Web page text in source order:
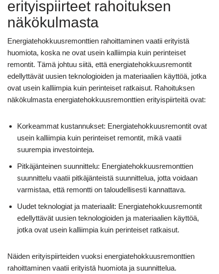
erityispiirteet rahoituksen
näkökulmasta
Energiatehokkuusremonttien rahoittaminen vaatii erityistä
huomiota, koska ne ovat usein kalliimpia kuin perinteiset
remontit. Tämä johtuu siitä, että energiatehokkuusremontit
edellyttävät uusien teknologioiden ja materiaalien käyttöä, jotka
ovat usein kalliimpia kuin perinteiset ratkaisut. Rahoituksen
näkökulmasta energiatehokkuusremonttien erityispiirteitä ovat:
Korkeammat kustannukset: Energiatehokkuusremontit ovat
usein kalliimpia kuin perinteiset remontit, mikä vaatii
suurempia investointeja.
Pitkäjänteinen suunnittelu: Energiatehokkuusremonttien
suunnittelu vaatii pitkäjänteistä suunnittelua, jotta voidaan
varmistaa, että remontti on taloudellisesti kannattava.
Uudet teknologiat ja materiaalit: Energiatehokkuusremontit
edellyttävät uusien teknologioiden ja materiaalien käyttöä,
jotka ovat usein kalliimpia kuin perinteiset ratkaisut.
Näiden erityispiirteiden vuoksi energiatehokkuusremonttien
rahoittaminen vaatii erityistä huomiota ja suunnittelua.